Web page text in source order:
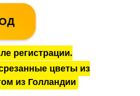
регистрации.
цветы из
из Голландии